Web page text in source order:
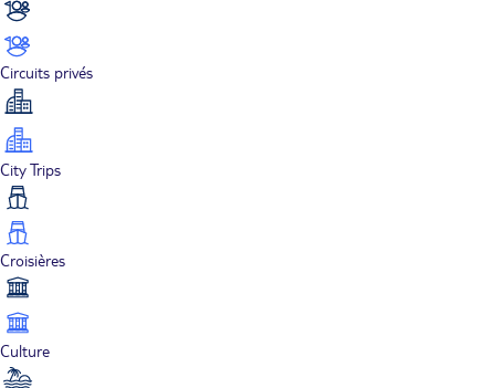
Circuits privés
City Trips
Croisières
Culture